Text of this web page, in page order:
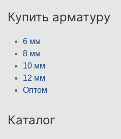
Купить арматуру
6 мм
8 мм
10 мм
12 мм
Оптом
Каталог